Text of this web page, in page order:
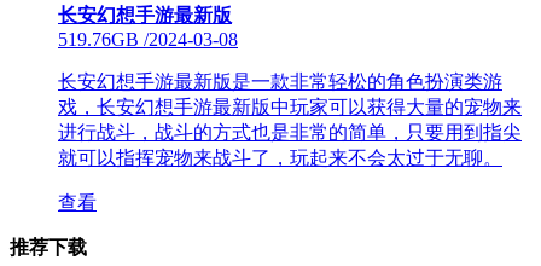
长安幻想手游最新版
519.76GB /2024-03-08
长安幻想手游最新版是一款非常轻松的角色扮演类游
戏，长安幻想手游最新版中玩家可以获得大量的宠物来
进行战斗，战斗的方式也是非常的简单，只要用到指尖
就可以指挥宠物来战斗了，玩起来不会太过于无聊。
查看
推荐下载